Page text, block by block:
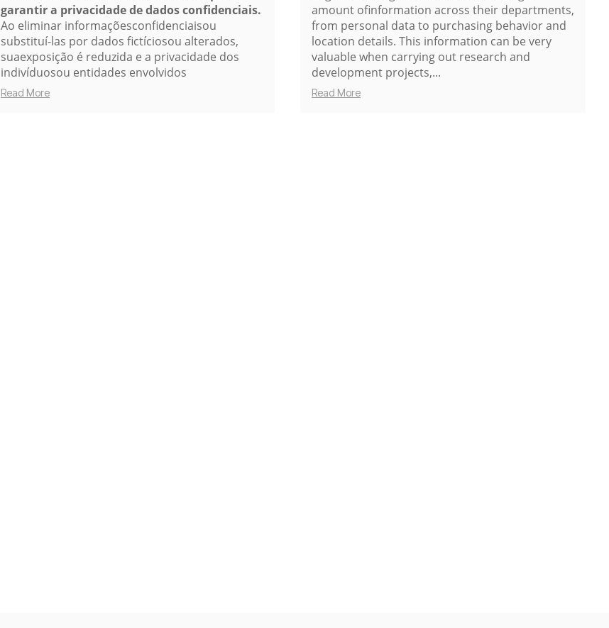
garantir a privacidade de dados confidenciais.
Ao eliminar informaçõesconfidenciaisou
substituí-las por dados fictíciosou alterados,
suaexposição é reduzida e a privacidade dos
indivíduosou entidades envolvidos
Read More
amount ofinformation across their departments,
from personal data to purchasing behavior and
location details. This information can be very
valuable when carrying out research and
development projects,...
Read More